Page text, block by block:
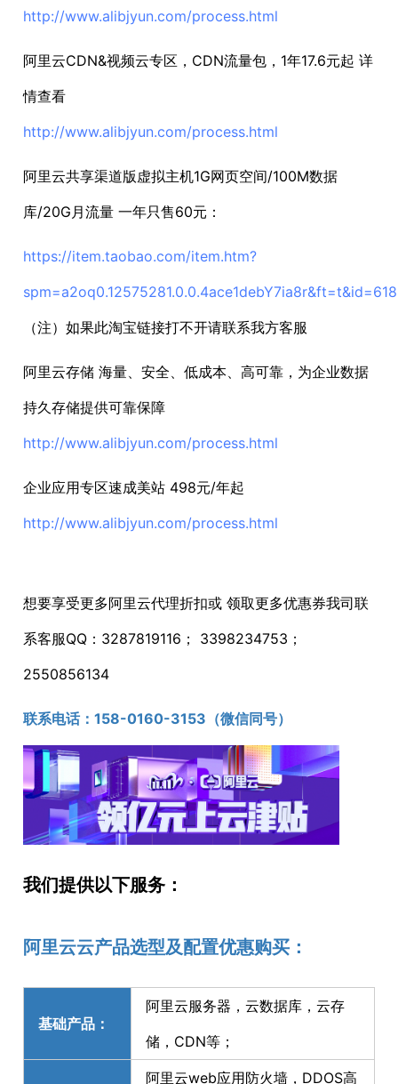
http://www.alibjyun.com/process.html
阿里云CDN&视频云专区，CDN流量包，1年17.6元起 详
情查看
http://www.alibjyun.com/process.html
阿里云共享渠道版虚拟主机1G网页空间/100M数据
库/20G月流量 一年只售60元：
https://item.taobao.com/item.htm?
（注）如果此淘宝链接打不开请联系我方客服
阿里云存储 海量、安全、低成本、高可靠，为企业数据
持久存储提供可靠保障
http://www.alibjyun.com/process.html
企业应用专区速成美站 498元/年起
http://www.alibjyun.com/process.html
想要享受更多阿里云代理折扣或 领取更多优惠券我司联
系客服QQ：3287819116； 3398234753；
2550856134
联系电话：158-0160-3153 （微信同号）
我们提供以下服务：
阿里云云产品选型及配置优惠购买：
基础产品：
阿里云服务器，云数据库，云存
储，CDN等；
阿里云web应用防火墙，DDOS高